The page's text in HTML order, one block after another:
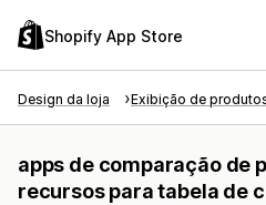
Shopify App Store
Design da loja Exibição de
apps de comparação de
recursos para tabela de